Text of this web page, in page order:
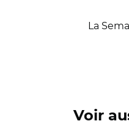
La
Voir